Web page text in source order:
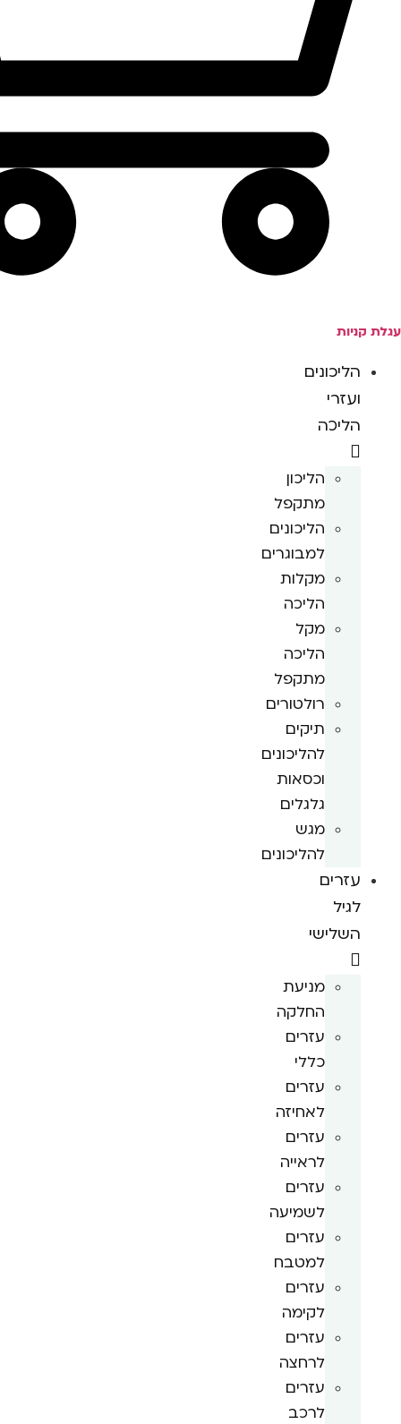
עגלת קניות
הליכונים
ועזרי
הליכה
הליכון
מתקפל
הליכונים
למבוגרים
מקלות
הליכה
מקל
הליכה
מתקפל
רולטורים
תיקים
להליכונים
וכסאות
גלגלים
מגש
להליכונים
עזרים
לגיל
השלישי
מניעת
החלקה
עזרים
כללי
עזרים
לאחיזה
עזרים
לראייה
עזרים
לשמיעה
עזרים
למטבח
עזרים
לקימה
עזרים
לרחצה
עזרים
לרכב